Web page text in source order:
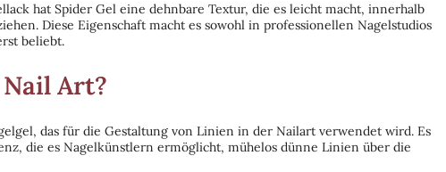
hat Spider Gel eine dehnbare Textur, die es leicht macht, innerhalb
Diese Eigenschaft macht es sowohl in professionellen Nagelstudios
beliebt.
Art?
das für die Gestaltung von Linien in der Nailart verwendet wird. Es
die es Nagelkünstlern ermöglicht, mühelos dünne Linien über die